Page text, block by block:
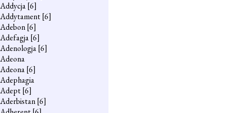
Addycja[6]
Addytament[6]
Adebon[6]
Adefagja[6]
Adenologja[6]
Adeona
Adeona[6]
Adephagia
Adept[6]
Aderbistan[6]